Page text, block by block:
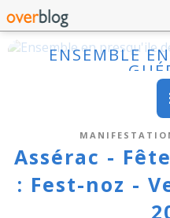
ENSEMBLE
Assérac -
: Fest-noz -